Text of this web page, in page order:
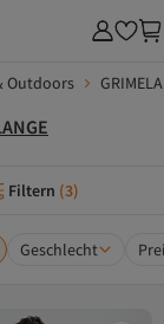
Outdoors
Filtern (3)
Geschlecht